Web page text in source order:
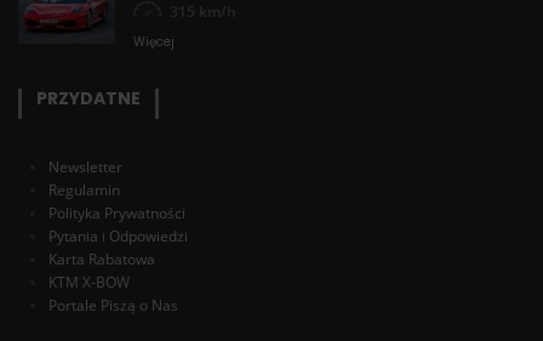
315 km/h
Więcej
PRZYDATNE
Newsletter
Regulamin
Polityka Prywatności
Pytania i Odpowiedzi
Karta Rabatowa
KTM X-BOW
Portale Piszą o Nas